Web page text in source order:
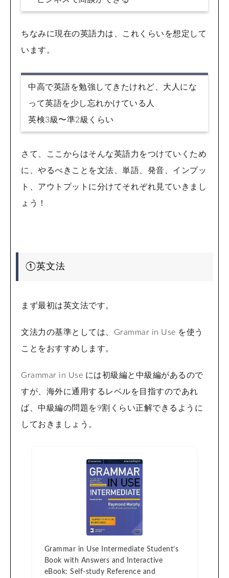
ちなみに現在の英語力は、これくらいを想定して
います。
中高で英語を勉強してきたけれど、大人にな
って英語を少し忘れかけている人
英検3級〜準2級くらい
さて、ここからはそんな英語力をつけていくため
に、やるべきことを文法、単語、発音、インプッ
ト、アウトプットに分けてそれぞれ見ていきまし
ょう！
①英文法
まず最初は英文法です。
文法力の基準としては、Grammar in Use を使う
ことをおすすめします。
Grammar in Use には初級編と中級編があるので
すが、海外に通用するレベルを目指すのであれ
ば、中級編の問題を9割くらい正解できるように
しておきましょう。
Grammar in Use Intermediate Student’s
Book with Answers and Interactive
eBook: Self-study Reference and